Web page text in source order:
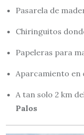
Pasarela de
Chiringuitos
Papeleras para
Aparcamiento en
A tan solo 2 km
Palos